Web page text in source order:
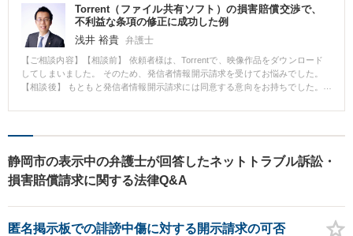
Torrent（ファイル共有ソフト）の損害賠償交渉で、
不利益な条項の修正に成功した例
浅井 裕貴 弁護士
【ご相談内容】【相談前】 依頼者様は、Torrentで、映像作品をダウンロード
してしまいました。 そのため、発信者情報開示請求を受けてお悩みでした。
【相談後】 もともと発信者情報開示請求には同意する意向をお持ちでした。
方から示談書案が送られてきました。 しかし、その示談書案は、必要以上に
メント】 示談交渉というと、つい、金額に目が向きがちです。 しかし、金額
以外の条項にも気を配る必要があります。 弁護士が入ることにより、金額以
外のところもチェックし、 必要以上に不利な条項にならないように交渉する
静岡市の表示中の弁護士が回答したネットトラブル訴訟・
損害賠償請求に関する法律Q&A
匿名掲示板での誹謗中傷に対する開示請求の可否